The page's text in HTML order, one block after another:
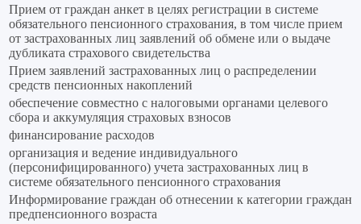
Прием от граждан анкет в целях регистрации в системе
обязательного пенсионного страхования, в том числе прием
от застрахованных лиц заявлений об обмене или о выдаче
дубликата страхового свидетельства
Прием заявлений застрахованных лиц о распределении
средств пенсионных накоплений
обеспечение совместно с налоговыми органами целевого
сбора и аккумуляция страховых взносов
финансирование расходов
организация и ведение индивидуального
(персонифицированного) учета застрахованных лиц в
системе обязательного пенсионного страхования
Информирование граждан об отнесении к категории граждан
предпенсионного возраста